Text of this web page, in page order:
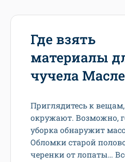
Где взять
материалы
чучела
Приглядитесь к
окружают. Возможно,
уборка обнаружит
Обломки старой
черенки от лопаты…